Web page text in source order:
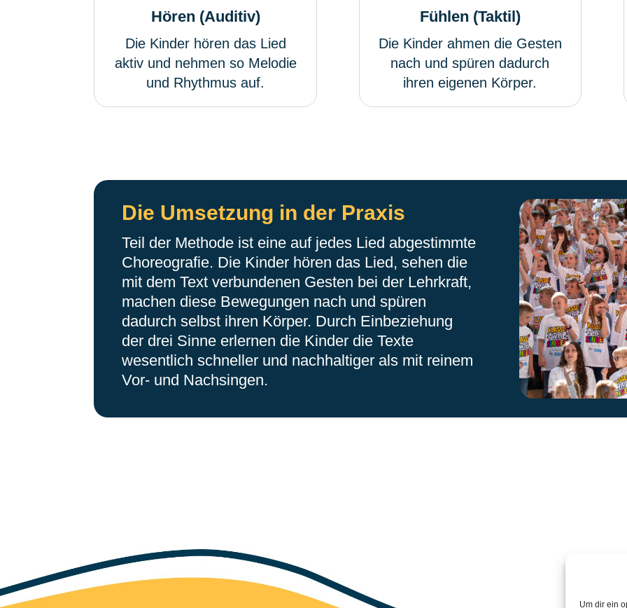
Um dir ein
Hören (Auditiv)
Die Kinder hören das Lied
aktiv und nehmen so Melodie
und Rhythmus auf.
Fühlen (Taktil)
Die Kinder ahmen die Gesten
nach und spüren dadurch
ihren eigenen Körper.
Die Umsetzung in der Praxis
Teil der Methode ist eine auf jedes Lied abgestimmte
Choreografie. Die Kinder hören das Lied, sehen die
mit dem Text verbundenen Gesten bei der Lehrkraft,
machen diese Bewegungen nach und spüren
dadurch selbst ihren Körper. Durch Einbeziehung
der drei Sinne erlernen die Kinder die Texte
wesentlich schneller und nachhaltiger als mit reinem
Vor- und Nachsingen.